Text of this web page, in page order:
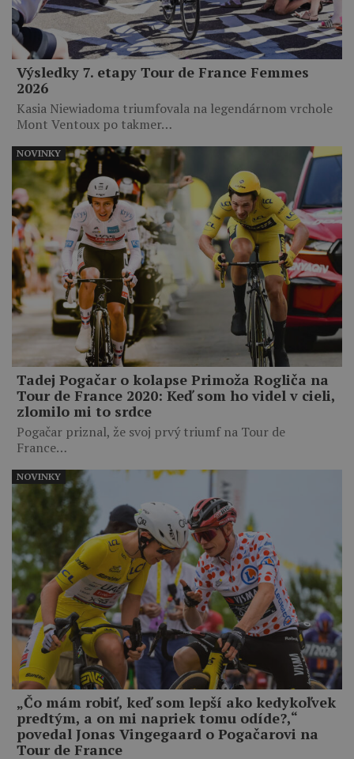
Výsledky 7. etapy Tour de France Femmes
2026
Kasia Niewiadoma triumfovala na legendárnom vrchole
Mont Ventoux po takmer…
Tadej Pogačar o kolapse Primoža Rogliča na
Tour de France 2020: Keď som ho videl v cieli,
zlomilo mi to srdce
Pogačar priznal, že svoj prvý triumf na Tour de
France…
NOVINKY
„Čo mám robiť, keď som lepší ako kedykoľvek
predtým, a on mi napriek tomu odíde?,“
povedal Jonas Vingegaard o Pogačarovi na
Tour de France
NOVINKY